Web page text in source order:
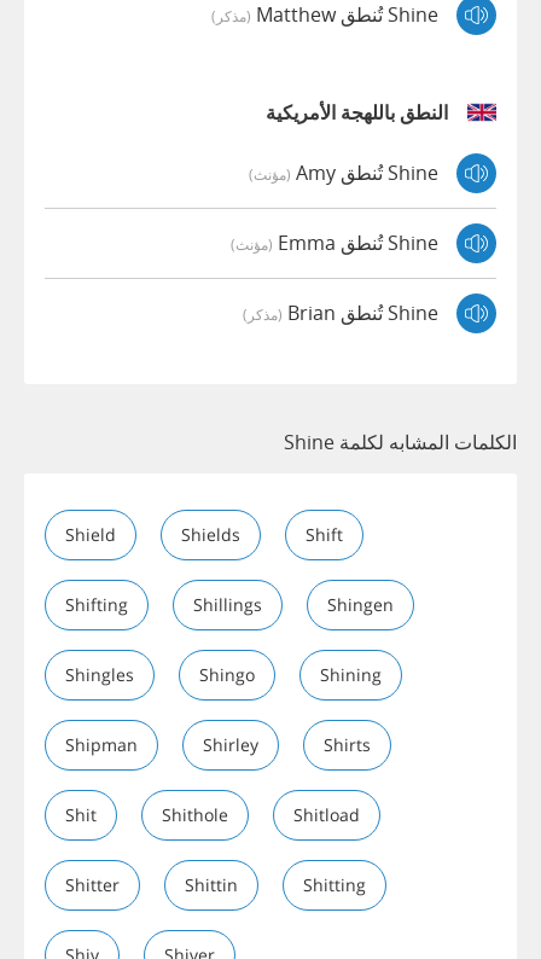
Shine تُنطق Matthew (مذكر)
النطق باللهجة الأمريكية
Shine تُنطق Amy (مؤنث)
Shine تُنطق Emma (مؤنث)
Shine تُنطق Brian (مذكر)
الكلمات المشابه لكلمة Shine
Shield Shields Shift
Shifting Shillings Shingen
Shingles Shingo Shining
Shipman Shirley Shirts
Shit Shithole Shitload
Shitter Shittin Shitting